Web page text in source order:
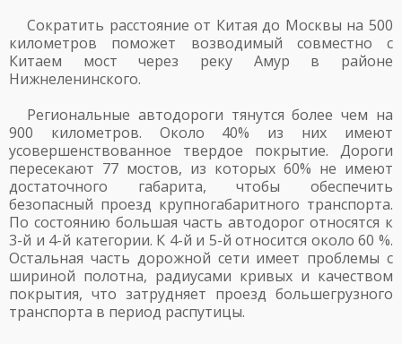
Сократить расстояние от Китая до Москвы на 500
километров поможет возводимый совместно с
Китаем мост через реку Амур в районе
Нижнеленинского.
Региональные автодороги тянутся более чем на
900 километров. Около 40% из них имеют
усовершенствованное твердое покрытие. Дороги
пересекают 77 мостов, из которых 60% не имеют
достаточного габарита, чтобы обеспечить
безопасный проезд крупногабаритного транспорта.
По состоянию большая часть автодорог относятся к
3-й и 4-й категории. К 4-й и 5-й относится около 60 %.
Остальная часть дорожной сети имеет проблемы с
шириной полотна, радиусами кривых и качеством
покрытия, что затрудняет проезд большегрузного
транспорта в период распутицы.